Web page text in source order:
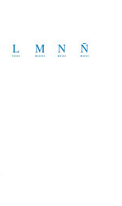
L M N
Ñ